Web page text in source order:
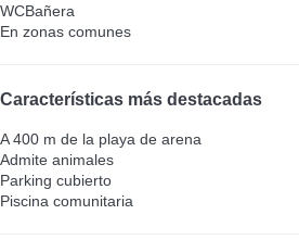
WCBañera
En zonas comunes
Características más destacadas
A 400 m de la playa de arena
Admite animales
Parking cubierto
Piscina comunitaria